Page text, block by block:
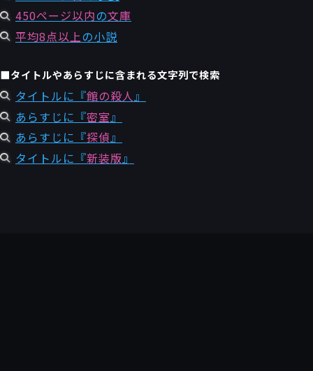
450ページ以内の文庫
平均8点以上の小説
■タイトルやあらすじに含まれる文字列で検索
タイトルに『館の殺人』
あらすじに『密室 』
あらすじに『探偵』
タイトルに『新装版』